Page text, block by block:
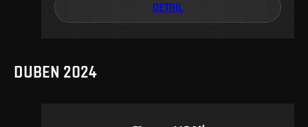
DETAIL
DUBEN 2024